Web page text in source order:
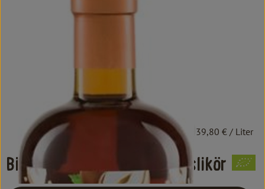
Einkaufen
Über uns
Aktuelles
Biostilla Nocciola Haselnusslikör
19,90 €/ 50cl 39,80 € / Liter